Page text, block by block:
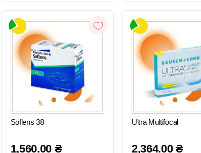
ШВИДКИЙ
Soflens 38
1,560.00 ₴
ШВИДКИЙ
Ultra Multifocal
2,364.00₴